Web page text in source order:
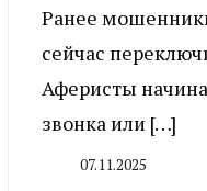
Ранее
сейчас
Аферисты
звонка или […]
07.11.2025